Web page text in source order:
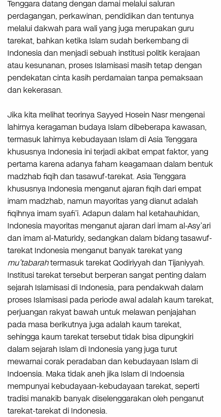
Tenggara datang dengan damai melalui saluran
perdagangan, perkawinan, pendidikan dan tentunya
melalui dakwah para wali yang juga merupakan guru
tarekat, bahkan ketika Islam sudah berkembang di
Indonesia dan menjadi sebuah institusi politik kerajaan
atau kesunanan, proses Islamisasi masih tetap dengan
pendekatan cinta kasih perdamaian tanpa pemaksaan
dan kekerasan.
Jika kita melihat teorinya Sayyed Hosein Nasr mengenai
lahirnya keragaman budaya Islam dibeberapa kawasan,
termasuk lahirnya kebudayaan Islam di Asia Tenggara
khususnya Indonesia ini terjadi akibat empat faktor, yang
pertama karena adanya faham keagamaan dalam bentuk
madzhab fiqih dan tasawuf-tarekat. Asia Tenggara
khususnya Indonesia menganut ajaran fiqih dari empat
imam madzhab, namun mayoritas yang dianut adalah
fiqihnya imam syafi’i. Adapun dalam hal ketahauhidan,
Indonesia mayoritas menganut ajaran dari imam al-Asy’ari
dan imam al-Maturidy, sedangkan dalam bidang tasawuf-
tarekat Indonesia menganut banyak tarekat yang
mu’tabarahtermasuk tarekat Qodiriyyah dan Tijaniyyah.
Institusi tarekat tersebut berperan sangat penting dalam
sejarah Islamisasi di Indonesia, para pendakwah dalam
proses Islamisasi pada periode awal adalah kaum tarekat,
perjuangan rakyat bawah untuk melawan penjajahan
pada masa berikutnya juga adalah kaum tarekat,
sehingga kaum tarekat tersebut tidak bisa dipungkiri
dalam sejarah Islam di Indonesia yang juga turut
mewarnai corak peradaban dan kebudayaan Islam di
Indoensia. Maka tidak aneh jika Islam di Indoensia
mempunyai kebudayaan-kebudayaan tarekat, seperti
tradisi manakib banyak diselenggarakan oleh penganut
tarekat-tarekat di Indonesia.